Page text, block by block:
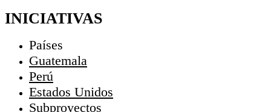
INICIATIVAS
Países
Guatemala
Perú
Estados Unidos
Subproyectos